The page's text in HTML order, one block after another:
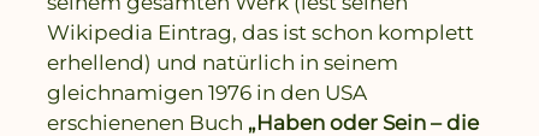
Wikipedia Eintrag, das ist schon komplett
erhellend) und natürlich in seinem
gleichnamigen 1976 in den USA
erschienenen Buch „Haben oder Sein – die